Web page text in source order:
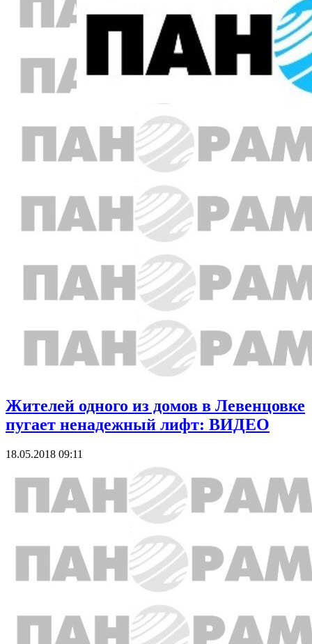
Жителей одного из домов в Левенцовке
пугает ненадежный лифт: ВИДЕО
18.05.2018 09:11